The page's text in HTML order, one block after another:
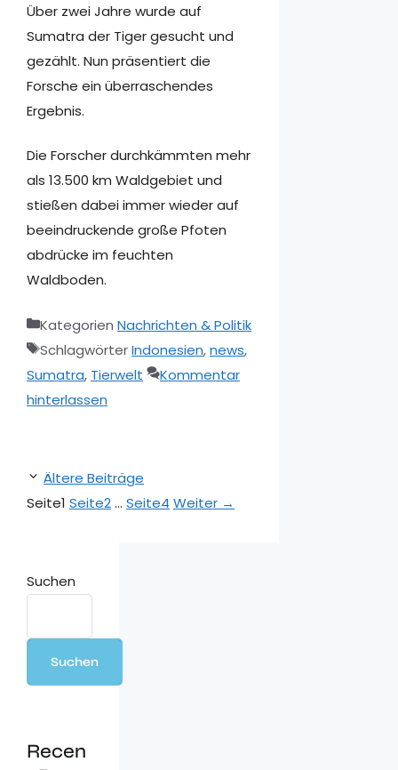
Über zwei Jahre wurde auf
Sumatra der Tiger gesucht und
gezählt. Nun präsentiert die
Forsche ein überraschendes
Ergebnis.
Die Forscher durchkämmten mehr
als 13.500 km Waldgebiet und
stießen dabei immer wieder auf
beeindruckende große Pfoten
abdrücke im feuchten
Waldboden.
Kategorien Nachrichten & Politik
SchlagwörterIndonesien,news,
Sumatra, Tierwelt
Kommentar
hinterlassen
Ältere Beiträge
Seite1 Seite2… Seite4 Weiter →
Suchen
Suchen
Recen